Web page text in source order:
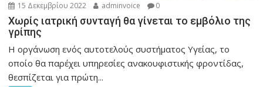
15 Δεκεμβρίου 2022 adminvoice 0
Xωρίς ιατρική συνταγή θα γίνεται το εμβόλιο της
γρίπης
Η οργάνωση ενός αυτοτελούς συστήματος Υγείας, το
οποίο θα παρέχει υπηρεσίες ανακουφιστικής φροντίδας,
θεσπίζεται για πρώτη...